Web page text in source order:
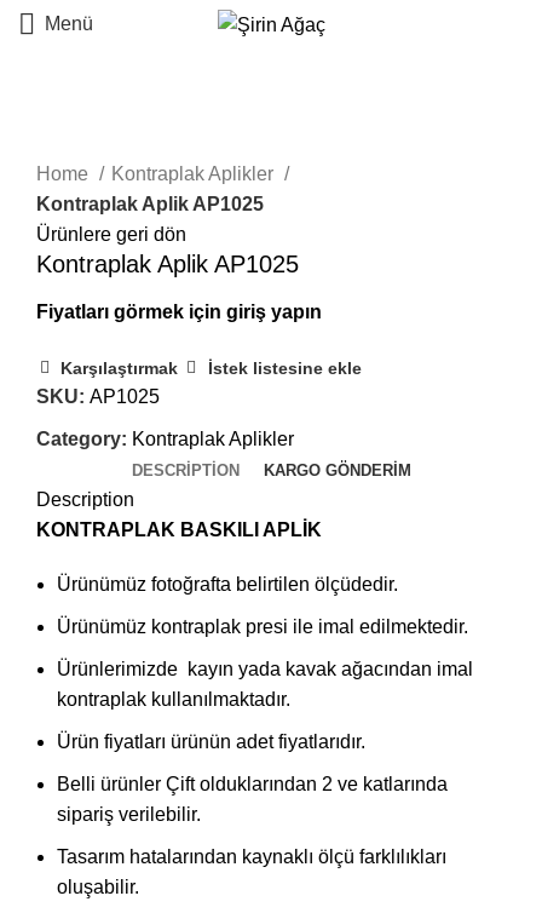
Menü
Home
Kontraplak Aplikler
Kontraplak Aplik AP1025
Ürünlere geri dön
Kontraplak Aplik AP1025
Karşılaştırmak İstek listesine ekle
SKU: AP1025
Category: Kontraplak Aplikler
DESCRIPTION KARGO GÖNDERIM
Description
KONTRAPLAK BASKILI APLİK
Ürünümüz fotoğrafta belirtilen ölçüdedir.
Ürünümüz kontraplak presi ile imal edilmektedir.
Ürünlerimizde kayın yada kavak ağacından imal
kontraplak kullanılmaktadır.
Ürün fiyatları ürünün adet fiyatlarıdır.
Belli ürünler Çift olduklarından 2 ve katlarında
sipariş verilebilir.
Tasarım hatalarından kaynaklı ölçü farklılıkları
oluşabilir.